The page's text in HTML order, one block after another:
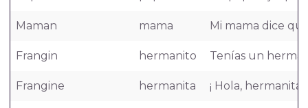
Maman mama Mi mama dice
Frangin hermanito Tenías un
Frangine hermanita ¡ Hola,